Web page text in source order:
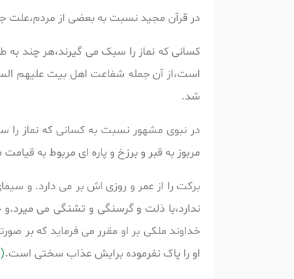
در قرآن مجید نسبت به بعضی از مردم،علت
کسانی که نماز را سبک می گیرند،هر چند به
است،از آن جمله شفاعت اهل بیت علیهم
شد.
در نبوی مشهور نسبت به کسانی که نماز را
مربوز به قبر و برزخ و پاره ای مربوط به
برکت را از عمر و روزی اش بر می دارد. و
ندارد،با ذلت و گرسنگی و تشنگی می
خداوند ملکی بر او مقرر می فرماید که بر
او را پاک نفرموده برایش عذاب سختی است.